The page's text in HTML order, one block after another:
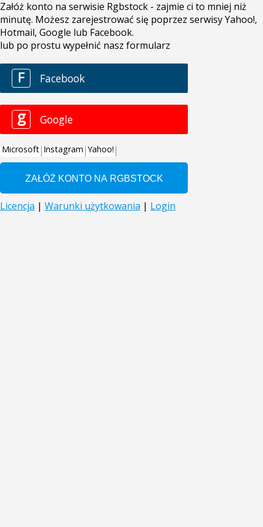
Załóż konto na serwisie Rgbstock - zajmie ci to mniej niż
minutę. Możesz zarejestrować się poprzez serwisy Yahoo!,
Hotmail, Google lub Facebook.
lub po prostu wypełnić nasz formularz
F Facebook
g Google
Microsoft Instagram Yahoo!
Licencja | Warunki użytkowania | Login